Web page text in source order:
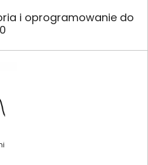
i oprogramowanie do